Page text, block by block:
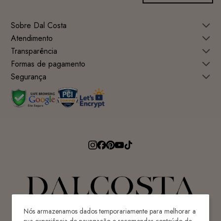
Nós armazenamos dados temporariamente para melhorar a
Sobre Dal Costa
Atendimento
Transparência
Formas de pagamento
Segurança